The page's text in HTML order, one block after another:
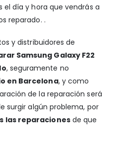
día y hora que vendrás a
reparado. .
y distribuidores de
Samsung Galaxy F22
, seguramente no
en Barcelona, y como
de la reparación será
surgir algún problema, por
las reparacionesde que